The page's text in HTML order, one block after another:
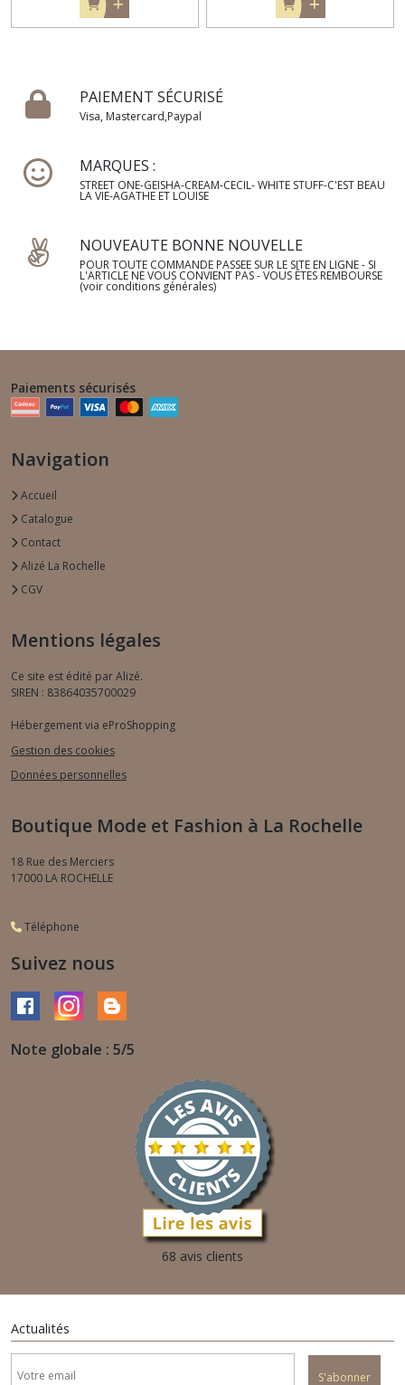
PAIEMENT SÉCURISÉ
Visa, Mastercard,Paypal
MARQUES :
STREET ONE-GEISHA-CREAM-CECIL- WHITE STUFF-C'EST BEAU
LA VIE-AGATHE ET LOUISE
NOUVEAUTE BONNE NOUVELLE
POUR TOUTE COMMANDE PASSEE SUR LE SITE EN LIGNE - SI
L'ARTICLE NE VOUS CONVIENT PAS - VOUS ÊTES REMBOURSE
(voir conditions générales)
Paiements sécurisés
Navigation
Accueil
Catalogue
Contact
Alizé La Rochelle
CGV
Mentions légales
Ce site est édité par Alizé.
SIREN : 83864035700029
Hébergement via eProShopping
Gestion des cookies
Données personnelles
Boutique Mode et Fashion à La Rochelle
18 Rue des Merciers
17000 LA ROCHELLE
Téléphone
Suivez nous
Note globale : 5/5
68 avis clients
Actualités
S'abonner